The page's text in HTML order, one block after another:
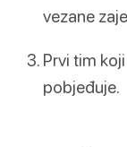
vezane
Prvi tim
pobjeđuje.